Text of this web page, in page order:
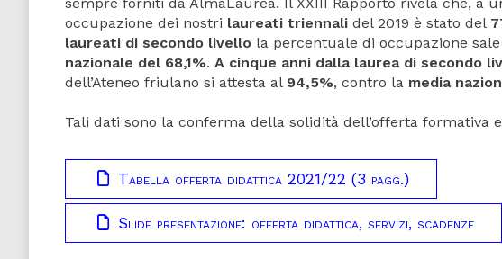
occupazione dei nostri laureati triennali del 2019 è stato del
laureati di secondo livello la percentuale di occupazione
nazionale del 68,1%. A cinque anni dalla laurea di secondo
dell’Ateneo friulano si attesta al 94,5%, contro la media
Tali dati sono la conferma della solidità dell’offerta formativa
Tabella offerta didattica 2021/22 (3 pagg.)
Slide presentazione: offerta didattica, servizi, scadenze